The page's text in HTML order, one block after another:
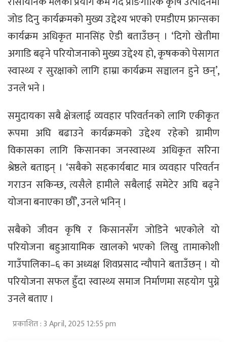
जोड दिनु कार्यक्रमको मुख्य उद्देश्य भएको एमडीएम फ्रान्सका
कार्यक्रम अधिकृत मानसिंह ऐडी बताउँछन् । ‘दिगो खेतीमा
अगाडि बढ्ने परियोजनाको मुख्य उद्देश्य हो, कृषकको पेसागत
स्वास्थ्य र सुरक्षाको लागि हाम्रा कार्यक्रम सञ्चालन हुने छन्’,
उनले भने ।
समुदायका सबै क्षेत्रलाई व्यवहार परिवर्तनको लागि एकीकृत
रूपमा अघि बढाउने कार्यक्रमको उद्देश्य रहेको ग्रामीण
विकासका लागि किसानका जनस्वास्थ्य अधिकृत सरिना
श्रेष्ठले बताइन् । ‘सबैको सहकार्यबाट मात्र व्यवहार परिवर्तन
गराउन सकिन्छ, त्यसैले हामीले सबैलाई समेटेर अघि बढ्ने
योजना बनाएका छौँ’, उनले भनिन् ।
सबैको जीवन कृषि र किसानसँग जोडिने भएकोले यो
परियोजना बहुआयामिक खालको भएको लिखु तामाकोशी
गाउँपालिका–६ का अध्यक्ष शिवप्रसाद न्यौपाने बताउँछन् । यो
परियोजना सफल हुँदा स्वास्थ्य समाज निर्माणमा सहयोग पुग्ने
उनले बताए ।
प्रकाशित : 3 April, 2025 12:55 pm